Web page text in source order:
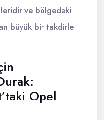
ve bölgedeki
büyük bir takdirle
Opel